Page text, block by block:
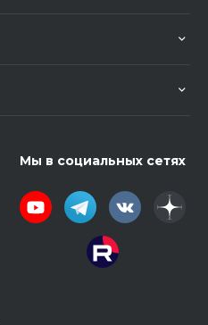
Мы в социальных сетях